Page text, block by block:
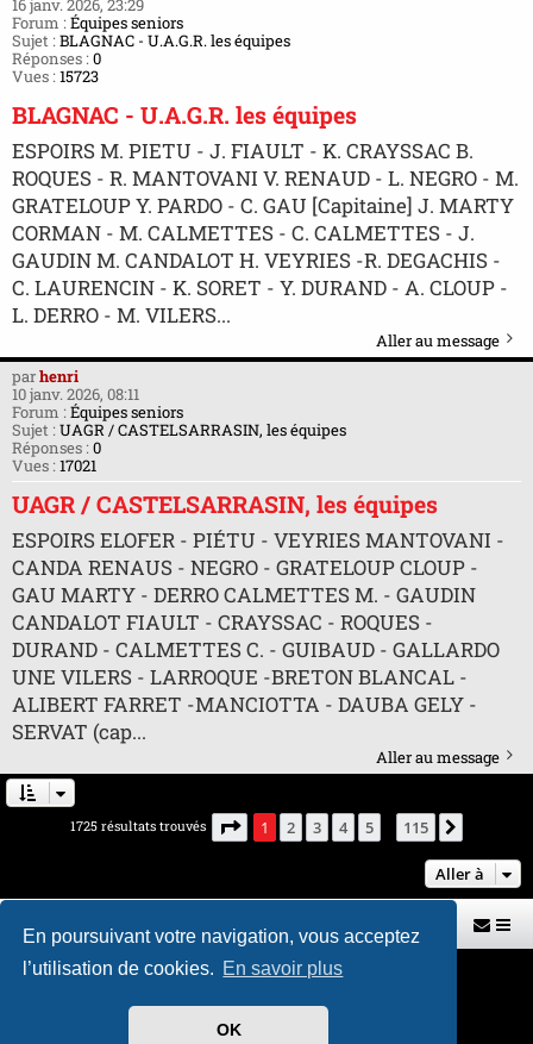
En poursuivant votre navigation, vous acceptez
l’utilisation de cookies. En savoir plus
OK
16 janv. 2026, 23:29
Forum :Équipes seniors
Sujet :BLAGNAC - U.A.G.R. les équipes
Réponses :0
Vues :15723
BLAGNAC - U.A.G.R. les équipes
ESPOIRS M. PIETU - J. FIAULT - K. CRAYSSAC B.
ROQUES - R. MANTOVANI V. RENAUD - L. NEGRO - M.
GRATELOUP Y. PARDO - C. GAU [Capitaine] J. MARTY
CORMAN - M. CALMETTES - C. CALMETTES - J.
GAUDIN M. CANDALOT H. VEYRIES -R. DEGACHIS -
C. LAURENCIN - K. SORET - Y. DURAND - A. CLOUP -
L. DERRO - M. VILERS...
Aller au message
parhenri
10 janv. 2026, 08:11
Forum : Équipes seniors
Sujet : UAGR / CASTELSARRASIN, les équipes
Réponses : 0
Vues : 17021
UAGR / CASTELSARRASIN, les équipes
ESPOIRS ELOFER - PIÉTU - VEYRIES MANTOVANI -
CANDA RENAUS - NEGRO - GRATELOUP CLOUP -
GAU MARTY - DERRO CALMETTES M. - GAUDIN
CANDALOT FIAULT - CRAYSSAC - ROQUES -
DURAND - CALMETTES C. - GUIBAUD - GALLARDO
UNE VILERS - LARROQUE -BRETON BLANCAL -
ALIBERT FARRET -MANCIOTTA - DAUBA GELY -
SERVAT (cap...
Aller au message
1725 résultats trouvés Page 1sur115
1 2 3 4 5 115
Aller à
Retour vers le site U.A.G.R.
Développé parphpBB® Forum Software © phpBB Limited
H. DREUILHE avec l'aide de CABOT
Confidentialité